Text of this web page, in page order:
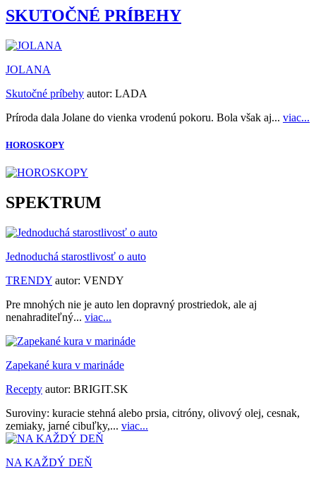
SKUTOČNÉ PRÍBEHY
JOLANA
Skutočné príbehy autor: LADA
Príroda dala Jolane do vienka vrodenú pokoru. Bola však aj... viac...
HOROSKOPY
SPEKTRUM
Jednoduchá starostlivosť o auto
TRENDY autor: VENDY
Pre mnohých nie je auto len dopravný prostriedok, ale aj
nenahraditeľný... viac...
Zapekané kura v marináde
Recepty autor: BRIGIT.SK
Suroviny: kuracie stehná alebo prsia, citróny, olivový olej, cesnak,
zemiaky, jarné cibuľky,... viac...
NA KAŽDÝ DEŇ